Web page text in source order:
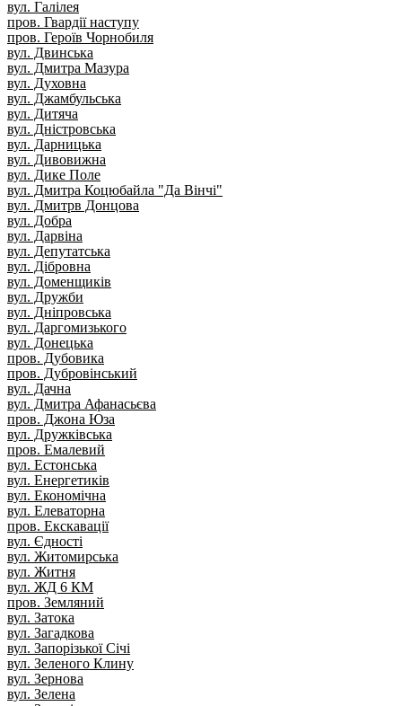
вул. Галілея
пров. Гвардії наступу
пров. Героїв Чорнобиля
вул. Двинська
вул. Дмитра Мазура
вул. Духовна
вул. Джамбульська
вул. Дитяча
вул. Дністровська
вул. Дарницька
вул. Дивовижна
вул. Дике Поле
вул. Дмитра Коцюбайла "Да Вінчі"
вул. Дмитрв Донцова
вул. Добра
вул. Дарвіна
вул. Депутатська
вул. Дібровна
вул. Доменщиків
вул. Дружби
вул. Дніпровська
вул. Даргомизького
вул. Донецька
пров. Дубовика
пров. Дубровінський
вул. Дачна
вул. Дмитра Афанасьєва
пров. Джона Юза
вул. Дружківська
пров. Емалевий
вул. Естонська
вул. Енергетиків
вул. Економічна
вул. Елеваторна
пров. Екскавації
вул. Єдності
вул. Житомирська
вул. Житня
вул. ЖД 6 КМ
пров. Земляний
вул. Затока
вул. Загадкова
вул. Запорізької Січі
вул. Зеленого Клину
вул. Зернова
вул. Зелена